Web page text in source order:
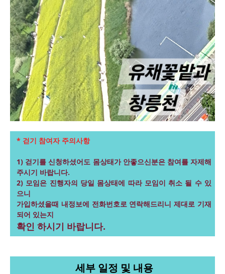
* 걷기 참여자 주의사항
1) 걷기를 신청하셨어도 몸상태가 안좋으신분은 참여를 자제해
주시기 바랍니다.
2) 모임은 진행자의 당일 몸상태에 따라 모임이 취소 될 수 있
으니
가입하셨을때 내정보에 전화번호로 연락해드리니 제대로 기재
되어 있는지
확인 하시기 바랍니다.
세부 일정 및 내용